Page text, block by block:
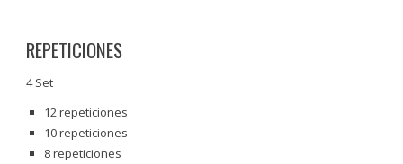
REPETICIONES
4 Set
12 repeticiones
10 repeticiones
8 repeticiones